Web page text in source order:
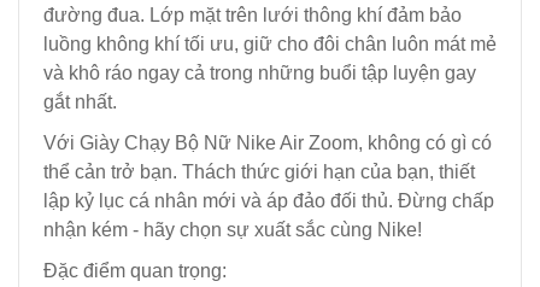
đường đua. Lớp mặt trên lưới thông khí đảm bảo
luồng không khí tối ưu, giữ cho đôi chân luôn mát mẻ
và khô ráo ngay cả trong những buổi tập luyện gay
gắt nhất.
Với Giày Chạy Bộ Nữ Nike Air Zoom, không có gì có
thể cản trở bạn. Thách thức giới hạn của bạn, thiết
lập kỷ lục cá nhân mới và áp đảo đối thủ. Đừng chấp
nhận kém - hãy chọn sự xuất sắc cùng Nike!
Đặc điểm quan trọng: